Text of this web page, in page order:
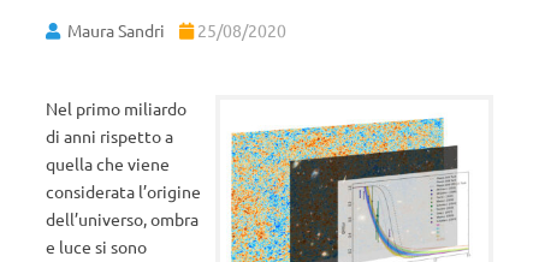
Maura Sandri 25/08/2020
Nel primo miliardo
di anni rispetto a
quella che viene
considerata l’origine
dell’universo, ombra
e luce si sono